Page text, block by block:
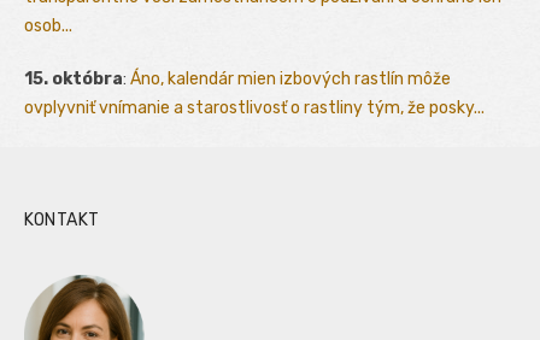
osob...
15. októbra: Áno, kalendár mien izbových rastlín môže
ovplyvniť vnímanie a starostlivosť o rastliny tým, že posky...
KONTAKT